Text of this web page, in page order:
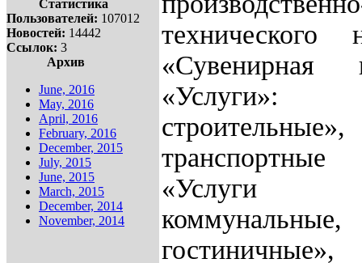
Статистика
Пользователей: 107012
Новостей: 14442
Ссылок: 3
Архив
June, 2016
May, 2016
April, 2016
February, 2016
December, 2015
July, 2015
June, 2015
March, 2015
December, 2014
November, 2014
технического
«Сувенирная
«Услуги»:
«Услуги